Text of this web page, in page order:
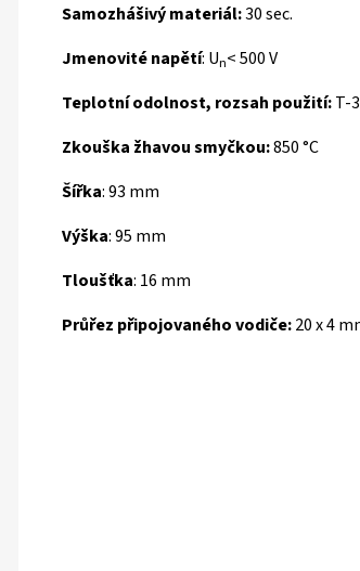
Samozhášivý materiál:30 sec.
Jmenovité napětí: Un< 500 V
Teplotní odolnost, rozsah použití:T-
Zkouška žhavou smyčkou:850 °C
Šířka: 93 mm
Výška: 95 mm
Tloušťka: 16 mm
Průřez připojovaného vodiče:20 x 4